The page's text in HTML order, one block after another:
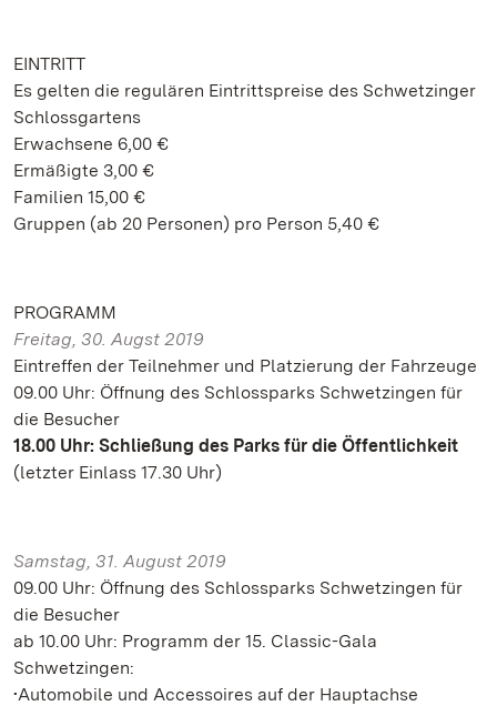
EINTRITT
Es gelten die regulären Eintrittspreise des Schwetzinger
Schlossgartens
Erwachsene 6,00 €
Ermäßigte 3,00 €
Familien 15,00 €
Gruppen (ab 20 Personen) pro Person 5,40 €
PROGRAMM
Freitag, 30. Augst 2019
Eintreffen der Teilnehmer und Platzierung der Fahrzeuge
09.00 Uhr: Öffnung des Schlossparks Schwetzingen für
die Besucher
18.00 Uhr: Schließung des Parks für die Öffentlichkeit
(letzter Einlass 17.30 Uhr)
Samstag, 31. August 2019
09.00 Uhr: Öffnung des Schlossparks Schwetzingen für
die Besucher
ab 10.00 Uhr: Programm der 15. Classic-Gala
Schwetzingen:
•Automobile und Accessoires auf der Hauptachse